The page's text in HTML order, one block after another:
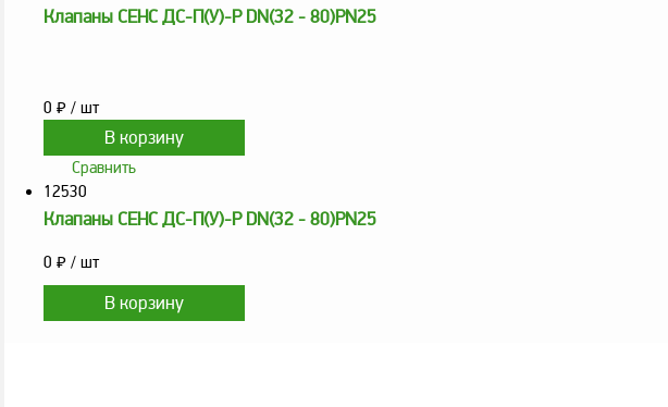
Клапаны СЕНС ДС-П(У)-Р DN(32 - 80)PN25
0 ₽ / шт
Сравнить
12530
Клапаны СЕНС ДС-П(У)-Р DN(32 - 80)PN25
0 ₽ / шт